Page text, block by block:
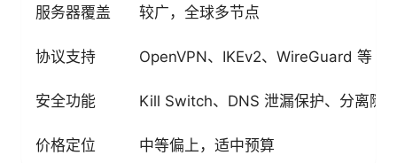
服务器覆盖 较广，全球多节点
协议支持 OpenVPN、IKEv2、WireGuard 等
安全功能 Kill Switch、DNS 泄漏保护、分离隧
价格定位 中等偏上，适中预算